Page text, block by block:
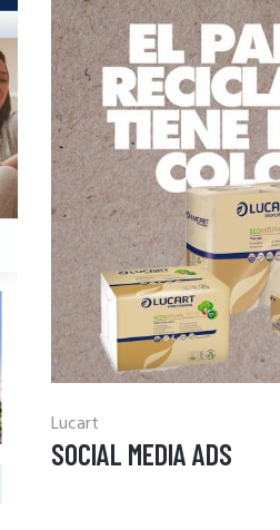
Lucart
SOCIAL MEDIA ADS